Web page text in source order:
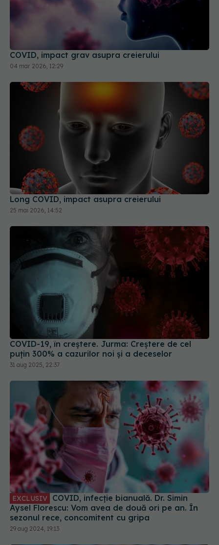
COVID, impact grav asupra creierului
04 mar 2026, 12:29
Long COVID, impact asupra creierului
25 mai 2026, 14:52
COVID-19, în creștere. Jurma: Creștere de cel
puțin 300% a cazurilor noi și a deceselor
31 aug 2025, 22:37
EXCLUSIV COVID, infecție bianuală. Dr. Simin
Aysel Florescu: Vom avea de două ori pe an. În
sezonul rece, concomitent cu gripa
29 aug 2024, 19:13